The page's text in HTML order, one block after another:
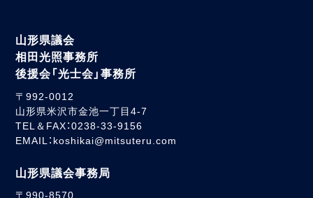
山形県議会
相田光照事務所
後援会「光士会」事務所
〒992-0012
山形県米沢市金池一丁目4-7
TEL＆FAX：0238-33-9156
EMAIL：koshikai@mitsuteru.com
山形県議会事務局
〒990-8570